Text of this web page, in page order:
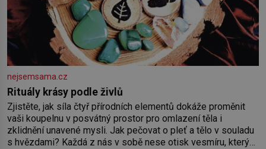
nejsemsama.cz
Rituály krásy podle živlů
Zjistěte, jak síla čtyř přírodních elementů dokáže proměnit
vaši koupelnu v posvátný prostor pro omlazení těla i
zklidnění unavené mysli. Jak pečovat o pleť a tělo v souladu
s hvězdami? Každá z nás v sobě nese otisk vesmíru, který